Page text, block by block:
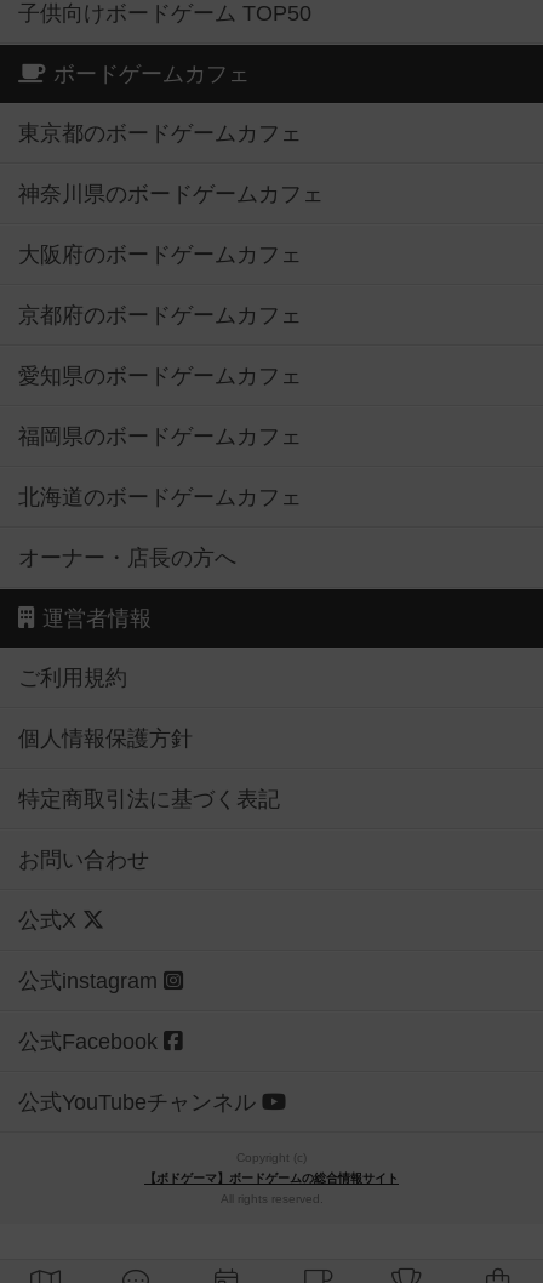
子供向けボードゲーム TOP50
ボードゲームカフェ
東京都のボードゲームカフェ
神奈川県のボードゲームカフェ
大阪府のボードゲームカフェ
京都府のボードゲームカフェ
愛知県のボードゲームカフェ
福岡県のボードゲームカフェ
北海道のボードゲームカフェ
オーナー・店長の方へ
運営者情報
ご利用規約
個人情報保護方針
特定商取引法に基づく表記
お問い合わせ
公式X
公式instagram
公式Facebook
公式YouTubeチャンネル
Copyright (c)
【ボドゲーマ】ボードゲームの総合情報サイト
All rights reserved.